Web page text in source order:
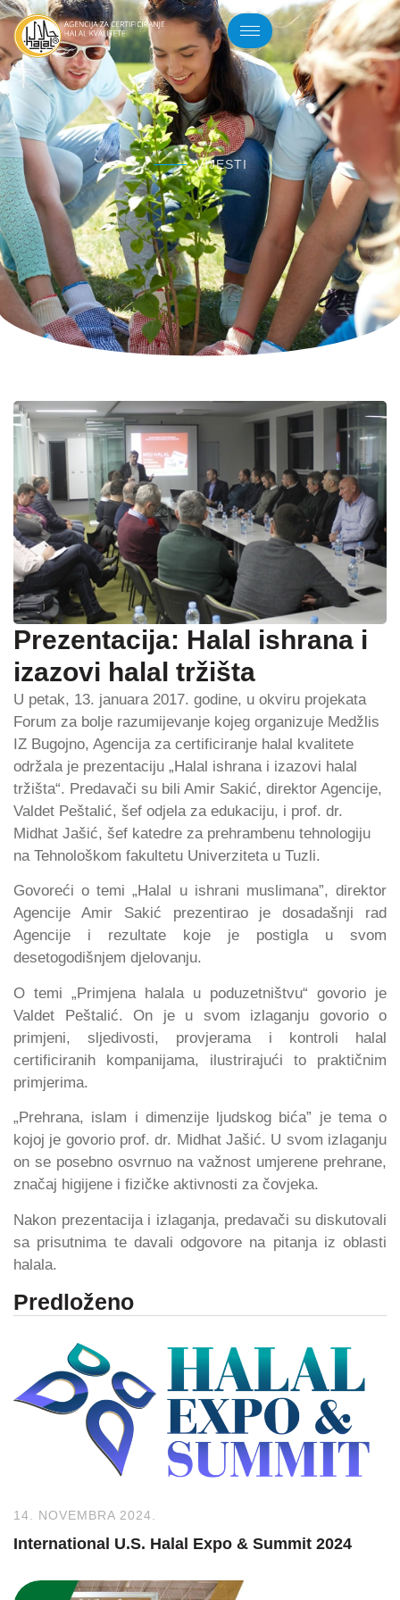
VIJESTI
Prezentacija: Halal ishrana i
izazovi halal tržišta
U petak, 13. januara 2017. godine, u okviru projekata
Forum za bolje razumijevanje kojeg organizuje Medžlis
IZ Bugojno, Agencija za certificiranje halal kvalitete
održala je prezentaciju „Halal ishrana i izazovi halal
tržišta“. Predavači su bili Amir Sakić, direktor Agencije,
Valdet Peštalić, šef odjela za edukaciju, i prof. dr.
Midhat Jašić, šef katedre za prehrambenu tehnologiju
na Tehnološkom fakultetu Univerziteta u Tuzli.
Govoreći o temi „Halal u ishrani muslimana”, direktor
Agencije Amir Sakić prezentirao je dosadašnji rad
Agencije i rezultate koje je postigla u svom
desetogodišnjem djelovanju.
O temi „Primjena halala u poduzetništvu“ govorio je
Valdet Peštalić. On je u svom izlaganju govorio o
primjeni, sljedivosti, provjerama i kontroli halal
certificiranih kompanijama, ilustrirajući to praktičnim
primjerima.
„Prehrana, islam i dimenzije ljudskog bića” je tema o
kojoj je govorio prof. dr. Midhat Jašić. U svom izlaganju
on se posebno osvrnuo na važnost umjerene prehrane,
značaj higijene i fizičke aktivnosti za čovjeka.
Nakon prezentacija i izlaganja, predavači su diskutovali
sa prisutnima te davali odgovore na pitanja iz oblasti
halala.
Predloženo
14. NOVEMBRA 2024.
International U.S. Halal Expo & Summit 2024